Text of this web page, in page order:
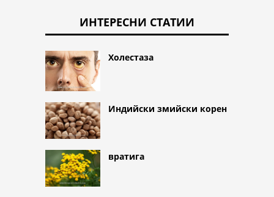
ИНТЕРЕСНИ СТАТИИ
Холестаза
Индийски змийски корен
вратига